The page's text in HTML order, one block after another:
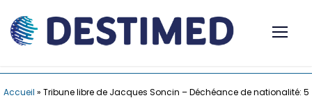
Accueil » Tribune libre de Jacques Soncin – Déchéance de nationalité: 5